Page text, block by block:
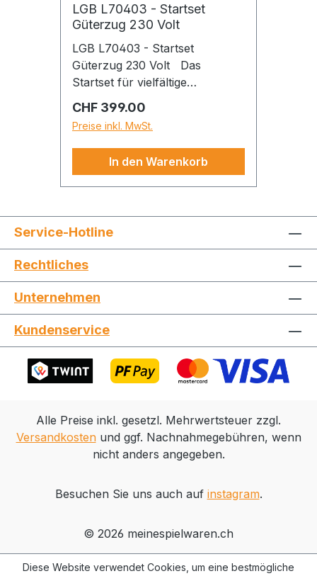
LGB L70403 - Startset
Güterzug 230 Volt
LGB L70403 - Startset
Güterzug 230 Volt Das
Startset für vielfältige
mit Dampflok „Stainz“, einem
Schotterwagen und einem
beladenen Niederbordwagen,
Die Dampflok ist mit einem
leistungsstarken Motor
ein elektronisches
Dampflokgeräusch und einen
Dampfentwickler, Das Set
enthält außerdem einen
kompletten Gleiskreis
(Durchmesser 1,290 mm) sowie
und Fahrgerät, Das abgebildete
Niederbordwagen ist
beispielhaft und kann variieren,
eine Herstellergarantie seitens
des Garantiegebers Gebr,
Märklin & Cie, GmbH,
Göppingen mit einer Dauer von
Sie hier, - technische
Anleitung -
Regulärer Preis:
CHF 399.00
Preise inkl. MwSt.
In den Warenkorb
Service-Hotline
Rechtliches
Unternehmen
Kundenservice
Alle Preise inkl. gesetzl. Mehrwertsteuer zzgl.
Versandkostenund ggf. Nachnahmegebühren, wenn
nicht anders angegeben.
Besuchen Sie uns auch auf instagram.
© 2026 meinespielwaren.ch
Diese Website verwendet Cookies, um eine bestmögliche